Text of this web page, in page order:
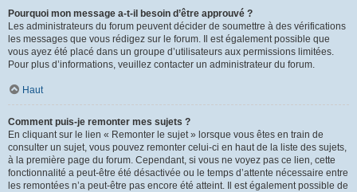
Pourquoi mon message a-t-il besoin d’être approuvé ?
Les administrateurs du forum peuvent décider de soumettre à des vérifications
les messages que vous rédigez sur le forum. Il est également possible que
vous ayez été placé dans un groupe d’utilisateurs aux permissions limitées.
Pour plus d’informations, veuillez contacter un administrateur du forum.
Haut
Comment puis-je remonter mes sujets ?
En cliquant sur le lien « Remonter le sujet » lorsque vous êtes en train de
consulter un sujet, vous pouvez remonter celui-ci en haut de la liste des sujets,
à la première page du forum. Cependant, si vous ne voyez pas ce lien, cette
fonctionnalité a peut-être été désactivée ou le temps d’attente nécessaire entre
les remontées n’a peut-être pas encore été atteint. Il est également possible de